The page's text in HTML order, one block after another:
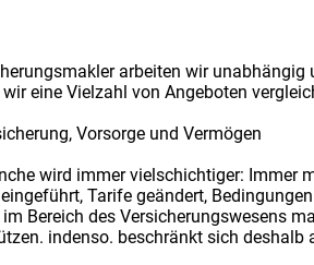
arbeiten wir
eine Vielzahl von Angeboten
Vorsorge und Vermögen
wird immer vielschichtiger: Immer
Tarife geändert,
Bereich des Versicherungswesens
indenso. beschränkt sich